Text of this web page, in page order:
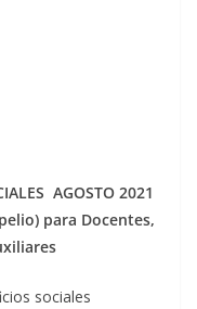
AGOSTO 2021
para Docentes,
sociales